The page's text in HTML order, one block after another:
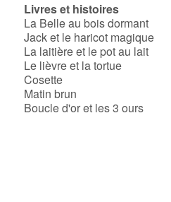
Livres et histoires
La Belle au bois dormant
Jack et le haricot magique
La laitière et le pot au lait
Le lièvre et la tortue
Cosette
Matin brun
Boucle d'or et les 3 ours